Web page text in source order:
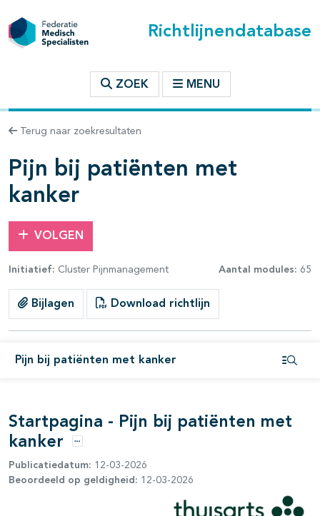
Richtlijnendatabase
ZOEK MENU
Terug naar zoekresultaten
Pijn bij patiënten met
kanker
VOLGEN
Initiatief: Cluster Pijnmanagement Aantal modules: 65
Bijlagen Download richtlijn
Pijn bij patiënten met kanker
binnen deze richtlijn
open- en dichtklappen
open- en dichtklappen
Startpagina - Pijn bij patiënten met
kanker
Opties
Publicatiedatum: 12-03-2026
Beoordeeld op geldigheid: 12-03-2026